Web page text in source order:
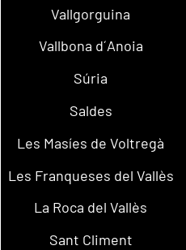
Vallgorguina
Vallbona d´Anoia
Súria
Saldes
Les Masíes de Voltregà
Les Franqueses del Vallès
La Roca del Vallès
Sant Climent